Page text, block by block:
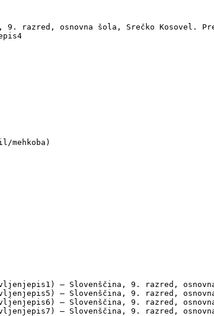
razred, osnovna šola, Srečko Kosovel.
— Slovenščina, 9. razred,
— Slovenščina, 9. razred,
— Slovenščina, 9. razred,
— Slovenščina, 9. razred,